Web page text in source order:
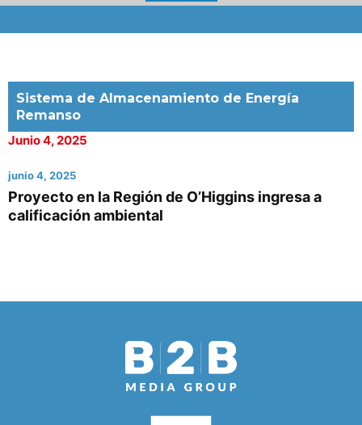
Sistema de Almacenamiento de Energía
Remanso
Junio 4, 2025
junio 4, 2025
Proyecto en la Región de O’Higgins ingresa a
calificación ambiental